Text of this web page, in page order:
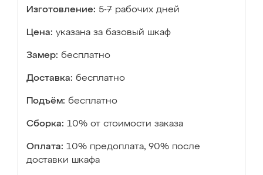
Изготовление: 5-7 рабочих дней
Цена: указана за базовый шкаф
Замер: бесплатно
Доставка: бесплатно
Подъём: бесплатно
Сборка: 10% от стоимости заказа
Оплата: 10% предоплата, 90% после
доставки шкафа